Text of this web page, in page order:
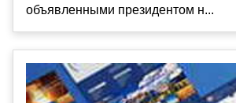
объявленными президентом н...